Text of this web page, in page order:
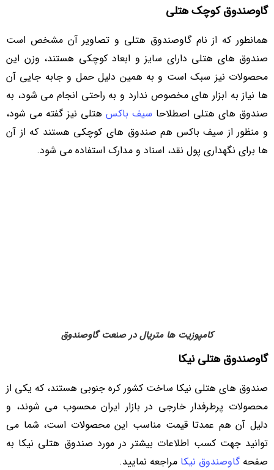
گاوصندوق کوچک هتلی
همانطور که از نام گاوصندوق هتلی و تصاویر آن مشخص است
صندوق های هتلی دارای سایز و ابعاد کوچکی هستند، وزن این
محصولات نیز سبک است و به همین دلیل حمل و جابه جایی آن
ها نیاز به ابزار های مخصوص ندارد و به راحتی انجام می شود، به
صندوق های هتلی اصطلاحا سیف باکس هتلی نیز گفته می شود،
و منظور از سیف باکس هم صندوق های کوچکی هستند که از آن
ها برای نگهداری پول نقد، اسناد و مدارک استفاده می شود.
کامپوزیت ها متریال در صنعت گاوصندوق
گاوصندوق هتلی نیکا
صندوق های هتلی نیکا ساخت کشور کره جنوبی هستند، که یکی از
محصولات پرطرفدار خارجی در بازار ایران محسوب می شوند، و
دلیل آن هم عمدتا قیمت مناسب این محصولات است، شما می
توانید جهت کسب اطلاعات بیشتر در مورد صندوق هتلی نیکا به
صفحهگاوصندوق نیکا مراجعه نمایید.